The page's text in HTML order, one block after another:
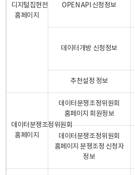
디지털집현전
홈페이지
OPEN API 신청정보
데이터개방 신청정보
추천설정 정보
데이터분쟁조정위원회
홈페이지
데이터분쟁조정위원회
홈페이지 회원정보
데이터분쟁조정위원회
홈페이지 분쟁조정 신청자
정보